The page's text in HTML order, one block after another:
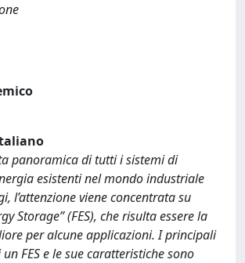
panoramica di tutti i sistemi di
esistenti nel mondo industriale
l’attenzione viene concentrata su
Storage” (FES), che risulta essere la
per alcune applicazioni. I principali
FES e le sue caratteristiche sono